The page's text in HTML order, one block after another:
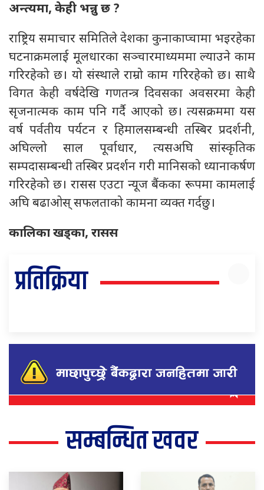
अन्त्यमा, केही भन्नु छ ?
राष्ट्रिय समाचार समितिले देशका कुनाकाप्चामा भइरहेका
घटनाक्रमलाई मूलधारका सञ्चारमाध्यममा ल्याउने काम
गरिरहेको छ। यो संस्थाले राम्रो काम गरिरहेको छ। साथै
विगत केही वर्षदेखि गणतन्त्र दिवसका अवसरमा केही
सृजनात्मक काम पनि गर्दै आएको छ। त्यसक्रममा यस
वर्ष पर्वतीय पर्यटन र हिमालसम्बन्धी तस्बिर प्रदर्शनी,
अघिल्लो साल पूर्वाधार, त्यसअघि सांस्कृतिक
सम्पदासम्बन्धी तस्बिर प्रदर्शन गरी मानिसको ध्यानाकर्षण
गरिरहेको छ। रासस एउटा न्यूज बैंकका रूपमा कामलाई
अघि बढाओस् सफलताको कामना व्यक्त गर्दछु।
कालिका खड्का, रासस
प्रतिक्रिया
सम्बन्धित खवर